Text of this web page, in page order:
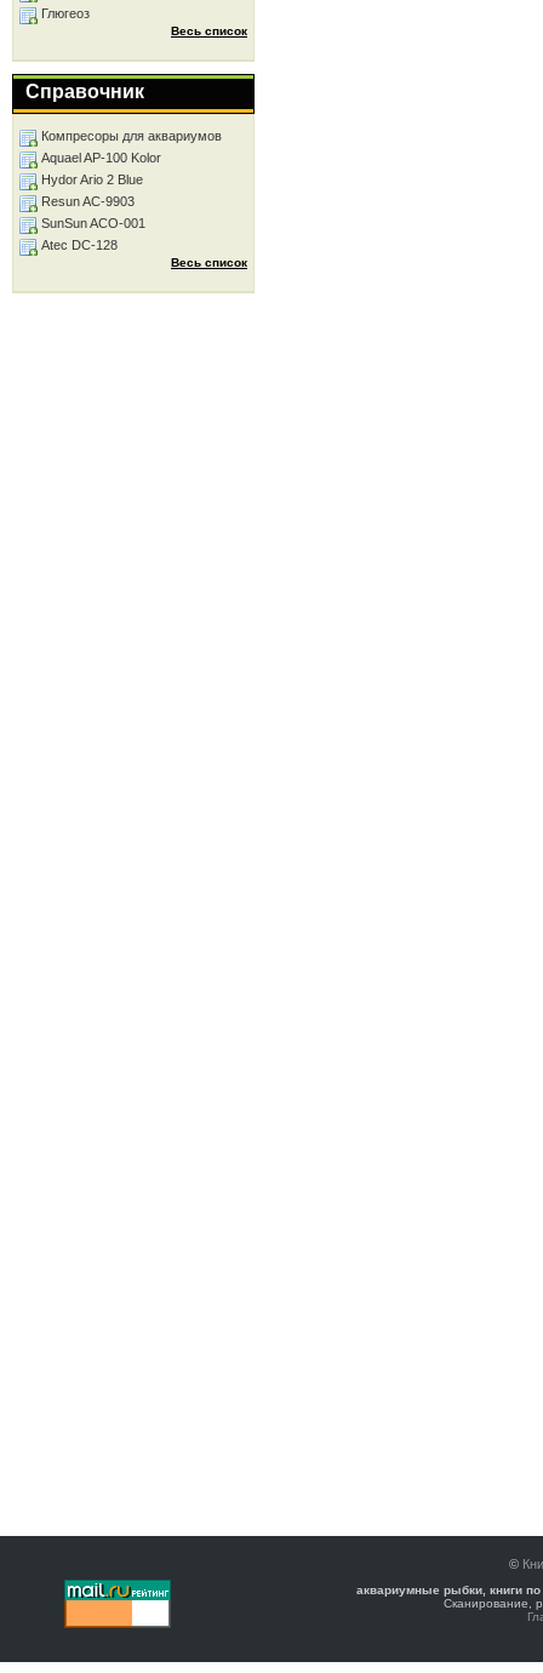
Глюгеоз
Весь список
Справочник
Компресоры для аквариумов
Aquael AP-100 Kolor
Hydor Ario 2 Blue
Resun AC-9903
SunSun ACO-001
Atec DC-128
Весь список
©
аквариумные рыбки, книги
Сканирование,